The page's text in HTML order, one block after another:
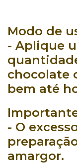
Modo de
- Aplique
chocolate
bem até
- O
amargor.